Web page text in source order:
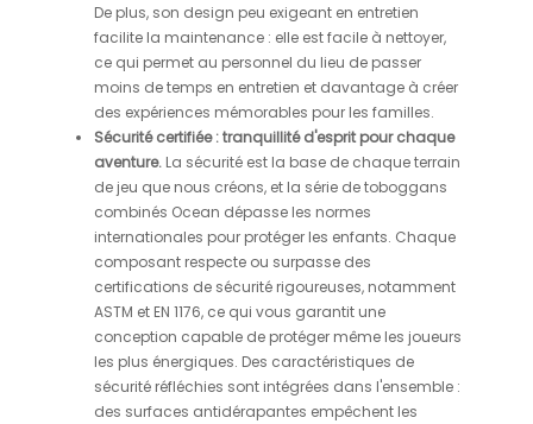
De plus, son design peu exigeant en entretien
facilite la maintenance : elle est facile à nettoyer,
ce qui permet au personnel du lieu de passer
moins de temps en entretien et davantage à créer
des expériences mémorables pour les familles.
Sécurité certifiée : tranquillité d'esprit pour chaque
aventure. La sécurité est la base de chaque terrain
de jeu que nous créons, et la série de toboggans
combinés Ocean dépasse les normes
internationales pour protéger les enfants. Chaque
composant respecte ou surpasse des
certifications de sécurité rigoureuses, notamment
ASTM et EN 1176, ce qui vous garantit une
conception capable de protéger même les joueurs
les plus énergiques. Des caractéristiques de
sécurité réfléchies sont intégrées dans l'ensemble :
des surfaces antidérapantes empêchent les